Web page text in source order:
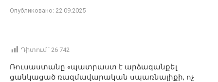
Опубликовано: 22.09.2025
Դիտում ՝ 26 742
Ռուսաստանը «պատրաստ է արձագանքել
ցանկացած ռազմավարական սպառնալիքի, ոչ